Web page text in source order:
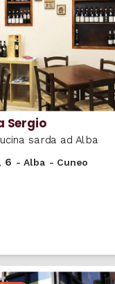
Sergio
sarda ad Alba
6 -Alba - Cuneo